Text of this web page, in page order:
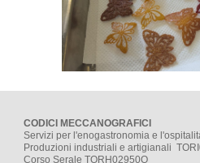
CODICI MECCANOGRAFICI
Servizi per l'enogastronomia e
Produzioni industriali e artigianali
Corso Serale TORH02950Q